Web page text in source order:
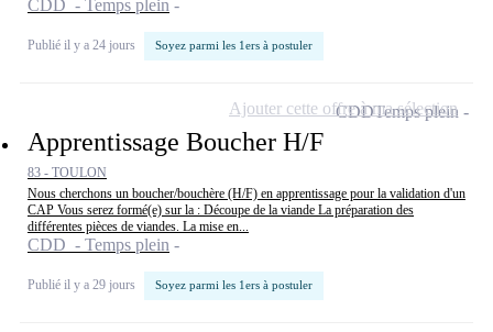
CDD - Temps plein
Publié il y a 24 jours Soyez parmi les 1ers à postuler
Apprentissage Boucher H/F
83 - TOULON
Nous cherchons un boucher/bouchère (H/F) en apprentissage pour la validation d'un
CAP Vous serez formé(e) sur la : Découpe de la viande La préparation des
différentes pièces de viandes. La mise en...
CDD - Temps plein
Publié il y a 29 jours Soyez parmi les 1ers à postuler
CDDTemps plein
Ajouter cette offre à ma sélection